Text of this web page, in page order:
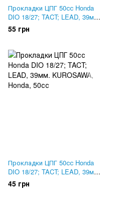
Прокладки ЦПГ 50сс Honda
DIO 18/27; TACT; LEAD, 39мм.
GREEN
55 грн
Прокладки ЦПГ 50сс Honda
DIO 18/27; TACT; LEAD, 39мм.
KUROSAWA
45 грн